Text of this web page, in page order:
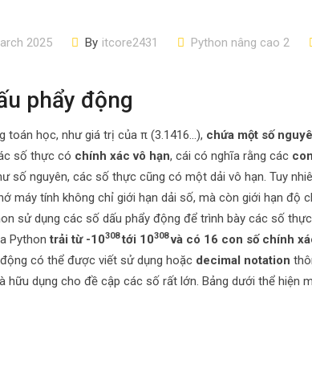
2025 By itcore2431 Python nâng cao 2
phẩy động
toán học, như giá trị của π (3.1416…), chứa một số
số thực có chính xác vô hạn, cái có nghĩa rằng các
số nguyên, các số thực cũng có một dải vô hạn. Tuy
máy tính không chỉ giới hạn dải số, mà còn giới hạn độ
sử dụng các số dấu phẩy động để trình bày các số
Pythontrải từ -10308tới 10308và có 16 con số chính
có thể được viết sử dụng hoặc decimal notation
hữu dụng cho đề cập các số rất lớn. Bảng dưới thể hiện